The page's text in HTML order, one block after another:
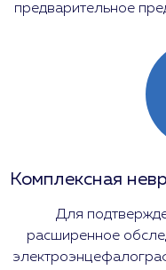
предварительное
Комплексная
Для
расширенное